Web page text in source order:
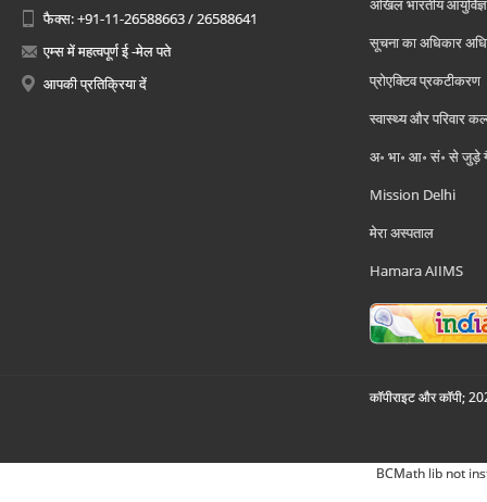
फैक्स: +91-11-26588663 / 26588641
एम्स में महत्वपूर्ण ई -मेल पते
आपकी प्रतिक्रिया दें
अखिल भारतीय
सूचना का अधिकार
प्रोएक्टिव प्रकटीकरण
स्वास्थ्य और परिवार
अ॰ भा॰ आ॰ सं॰ से जुड़े
Mission Delhi
मेरा अस्पताल
Hamara AIIMS
कॉपीराइट और कॉपी;
BCMath lib not